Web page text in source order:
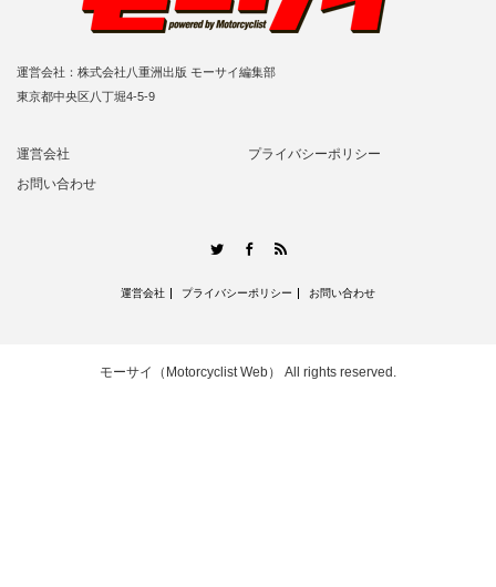
運営会社：株式会社八重洲出版 モーサイ編集部
東京都中央区八丁堀4-5-9
運営会社
プライバシーポリシー
お問い合わせ
TwitterFacebook
運営会社 プライバシーポリシー お問い合わせ
モーサイ（Motorcyclist Web） All rights reserved.